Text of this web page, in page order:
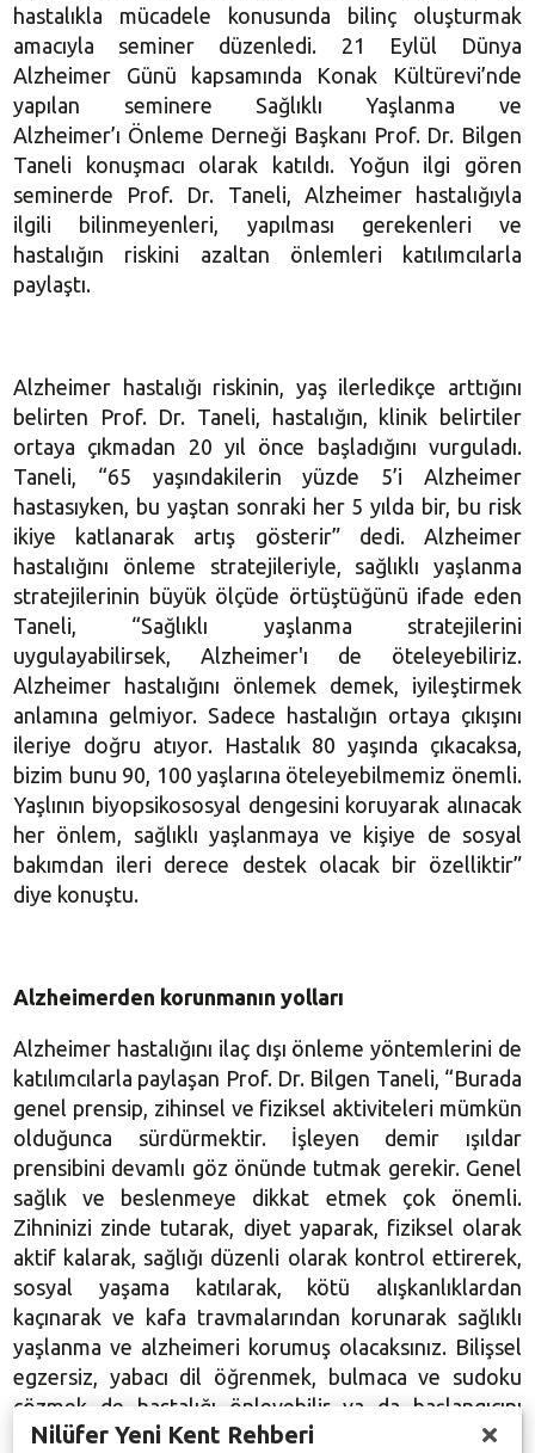
hastalıkla mücadele konusunda bilinç oluşturmak
amacıyla seminer düzenledi. 21 Eylül Dünya
Alzheimer Günü kapsamında Konak Kültürevi’nde
yapılan seminere Sağlıklı Yaşlanma ve
Alzheimer’ı Önleme Derneği Başkanı Prof. Dr. Bilgen
Taneli konuşmacı olarak katıldı. Yoğun ilgi gören
seminerde Prof. Dr. Taneli, Alzheimer hastalığıyla
ilgili bilinmeyenleri, yapılması gerekenleri ve
hastalığın riskini azaltan önlemleri katılımcılarla
paylaştı.
Alzheimer hastalığı riskinin, yaş ilerledikçe arttığını
belirten Prof. Dr. Taneli, hastalığın, klinik belirtiler
ortaya çıkmadan 20 yıl önce başladığını vurguladı.
Taneli, “65 yaşındakilerin yüzde 5’i Alzheimer
hastasıyken, bu yaştan sonraki her 5 yılda bir, bu risk
ikiye katlanarak artış gösterir” dedi. Alzheimer
hastalığını önleme stratejileriyle, sağlıklı yaşlanma
stratejilerinin büyük ölçüde örtüştüğünü ifade eden
Taneli, “Sağlıklı yaşlanma stratejilerini
uygulayabilirsek, Alzheimer'ı de öteleyebiliriz.
Alzheimer hastalığını önlemek demek, iyileştirmek
anlamına gelmiyor. Sadece hastalığın ortaya çıkışını
ileriye doğru atıyor. Hastalık 80 yaşında çıkacaksa,
bizim bunu 90, 100 yaşlarına öteleyebilmemiz önemli.
Yaşlının biyopsikososyal dengesini koruyarak alınacak
her önlem, sağlıklı yaşlanmaya ve kişiye de sosyal
bakımdan ileri derece destek olacak bir özelliktir”
diye konuştu.
Alzheimerden korunmanın yolları
Alzheimer hastalığını ilaç dışı önleme yöntemlerini de
katılımcılarla paylaşan Prof. Dr. Bilgen Taneli, “Burada
genel prensip, zihinsel ve fiziksel aktiviteleri mümkün
olduğunca sürdürmektir. İşleyen demir ışıldar
prensibini devamlı göz önünde tutmak gerekir. Genel
sağlık ve beslenmeye dikkat etmek çok önemli.
Zihninizi zinde tutarak, diyet yaparak, fiziksel olarak
aktif kalarak, sağlığı düzenli olarak kontrol ettirerek,
sosyal yaşama katılarak, kötü alışkanlıklardan
kaçınarak ve kafa travmalarından korunarak sağlıklı
yaşlanma ve alzheimeri korumuş olacaksınız. Bilişsel
egzersiz, yabacı dil öğrenmek, bulmaca ve sudoku
çözmek de hastalığı önleyebilir ya da başlangıcını
geciktirebilir” dedi. Alzheimer'ın, bunamanın en fazla
Nilüfer Yeni Kent Rehberi